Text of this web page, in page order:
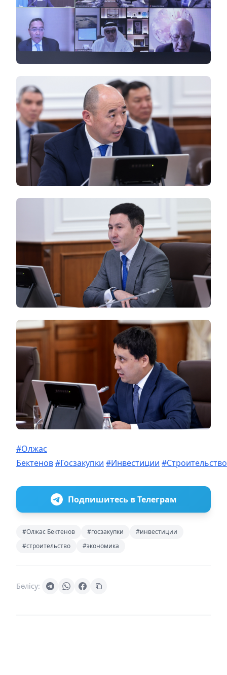
#Олжас
Бектенов#Госзакупки #Инвестиции #Строительство
Подпишитесь в Телеграм
#Олжас Бектенов #госзакупки
#инвестиции
#строительство
#экономика
Бөлісу: